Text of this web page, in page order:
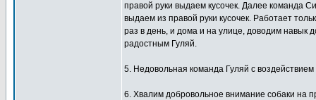
правой руки выдаем кусочек. Далее команда
выдаем из правой руки кусочек. Работает
раз в день, и дома и на улице, доводим навык
радостным Гуляй.
5. Недовольная команда Гуляй с воздействием
6. Хвалим добровольное внимание собаки на